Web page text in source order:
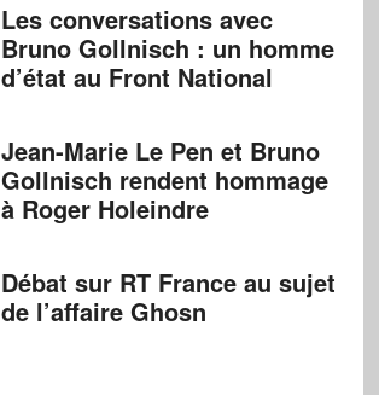
Les conversations avec
Bruno Gollnisch : un homme
d’état au Front National
Jean-Marie Le Pen et Bruno
Gollnisch rendent hommage
à Roger Holeindre
Débat sur RT France au sujet
de l’affaire Ghosn